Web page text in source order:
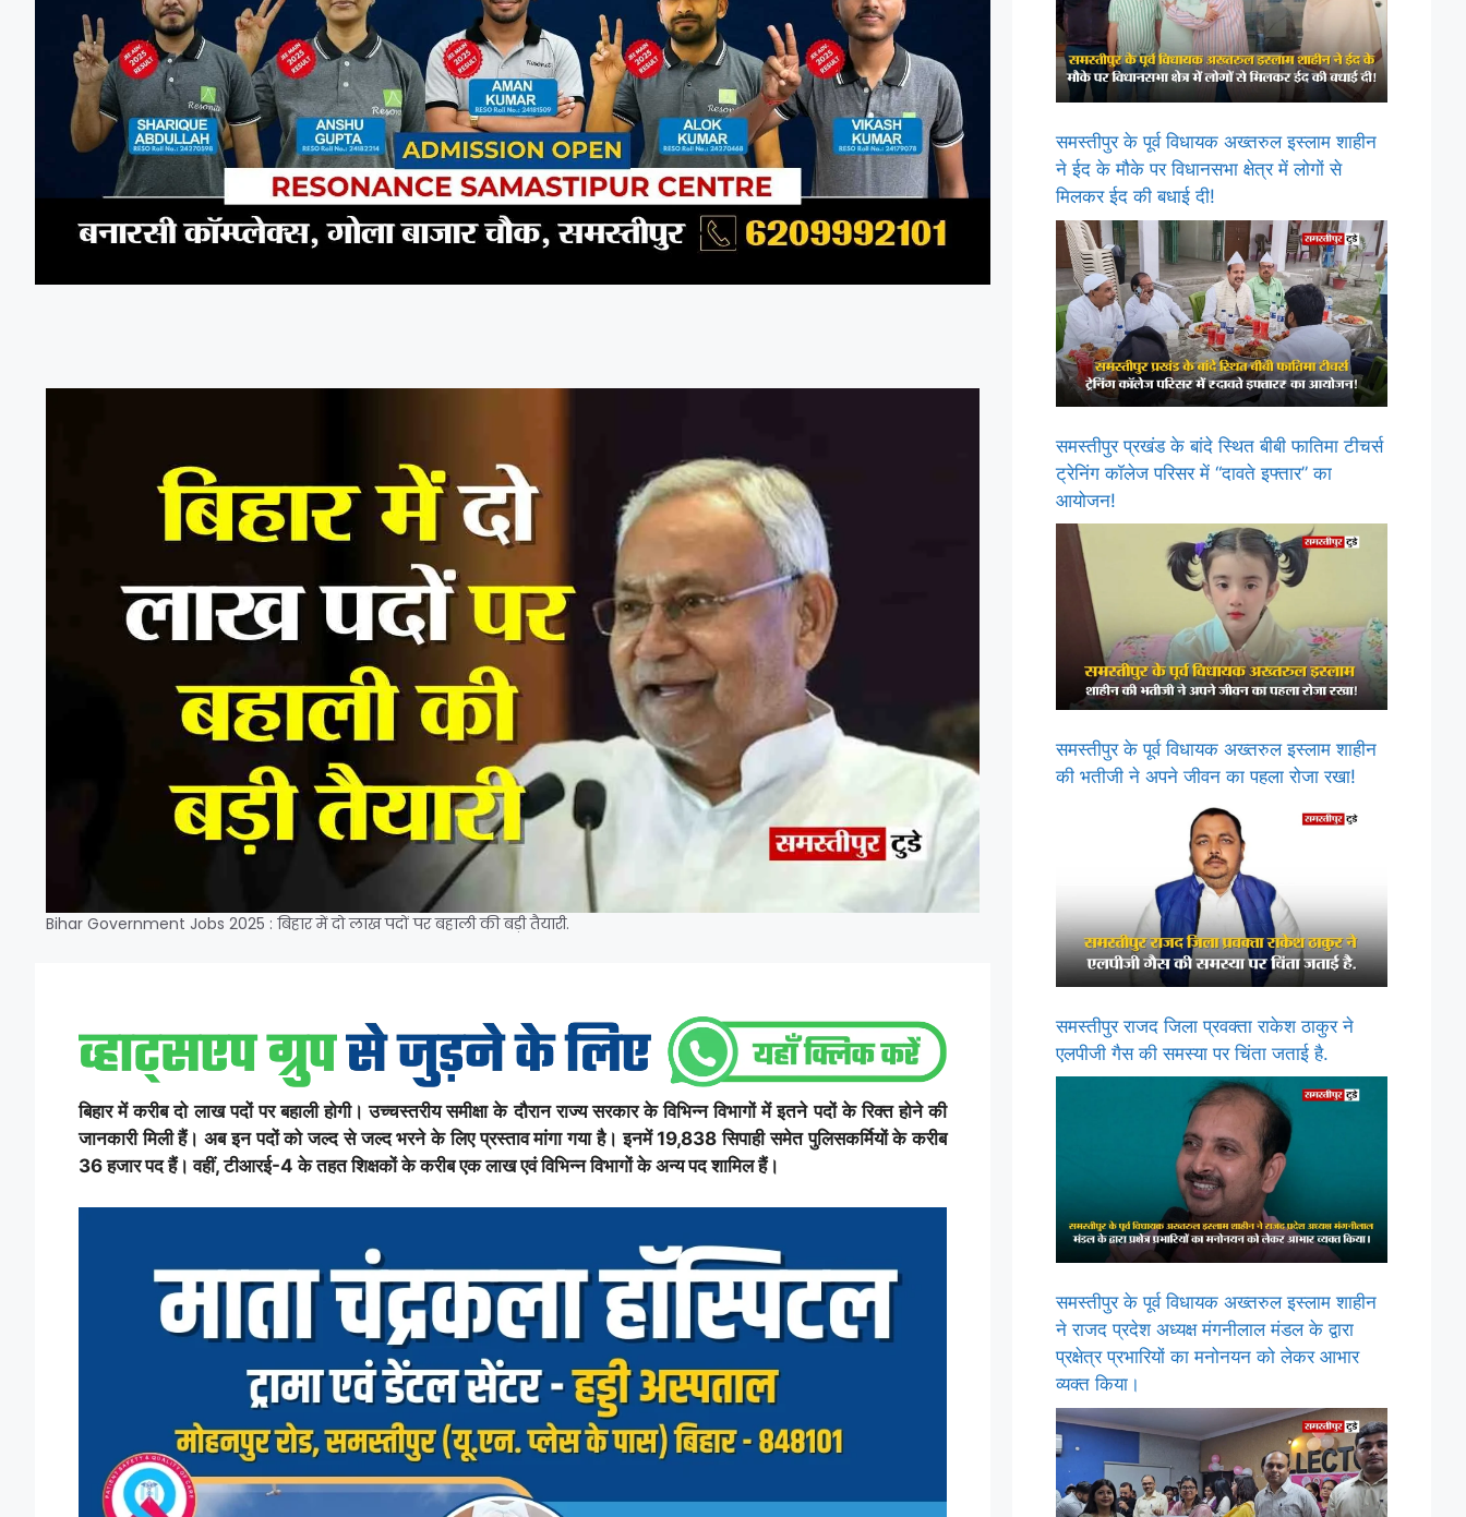
Bihar Government Jobs 2025 : बिहार में दो लाख पदों पर बहाली की बड़ी तैयारी.
बिहार में करीब दो लाख पदों पर बहाली होगी। उच्चस्तरीय समीक्षा के दौरान राज्य सरकार के विभिन्न विभागों में इतने पदों के रिक्त होने की
जानकारी मिली हैं। अब इन पदों को जल्द से जल्द भरने के लिए प्रस्ताव मांगा गया है। इनमें 19,838 सिपाही समेत पुलिसकर्मियों के करीब
36 हजार पद हैं। वहीं, टीआरई-4 के तहत शिक्षकों के करीब एक लाख एवं विभिन्न विभागों के अन्य पद शामिल हैं।
समस्तीपुर के पूर्व विधायक अख्तरुल इस्लाम शाहीन
ने ईद के मौके पर विधानसभा क्षेत्र में लोगों से
मिलकर ईद की बधाई दी!
समस्तीपुर प्रखंड के बांदे स्थित बीबी फातिमा टीचर्स
ट्रेनिंग कॉलेज परिसर में “दावते इफ्तार” का
आयोजन!
समस्तीपुर के पूर्व विधायक अख्तरुल इस्लाम शाहीन
की भतीजी ने अपने जीवन का पहला रोजा रखा!
समस्तीपुर राजद जिला प्रवक्ता राकेश ठाकुर ने
एलपीजी गैस की समस्या पर चिंता जताई है.
समस्तीपुर के पूर्व विधायक अख्तरुल इस्लाम शाहीन
ने राजद प्रदेश अध्यक्ष मंगनीलाल मंडल के द्वारा
प्रक्षेत्र प्रभारियों का मनोनयन को लेकर आभार
व्यक्त किया।